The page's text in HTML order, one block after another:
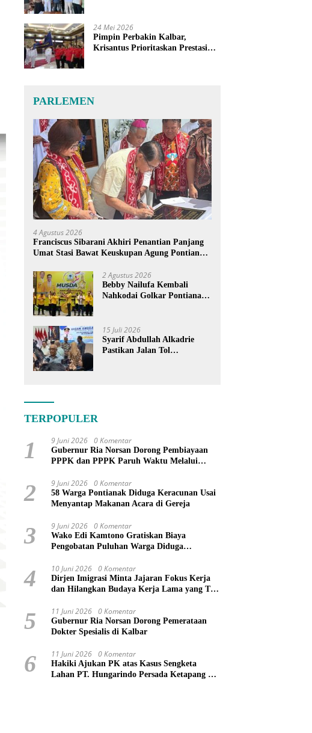
24 Mei 2026
Pimpin Perbakin Kalbar,
Krisantus Prioritaskan Prestasi
PARLEMEN
4 Agustus 2026
Franciscus Sibarani Akhiri Penantian Panjang
Umat Stasi Bawat Keuskupan Agung Pontianak,
2 Agustus 2026
Bebby Nailufa Kembali
Nahkodai Golkar Pontianak,
15 Juli 2026
Syarif Abdullah Alkadrie
Pastikan Jalan Tol
TERPOPULER
1 9 Juni 2026 0 Komentar
Gubernur Ria Norsan Dorong Pembiayaan
PPPK dan PPPK Paruh Waktu Melalui
2 9 Juni 2026 0 Komentar
58 Warga Pontianak Diduga Keracunan Usai
Menyantap Makanan Acara di Gereja
3 9 Juni 2026 0 Komentar
Wako Edi Kamtono Gratiskan Biaya
Pengobatan Puluhan Warga Diduga
4 10 Juni 2026 0 Komentar
Dirjen Imigrasi Minta Jajaran Fokus Kerja
dan Hilangkan Budaya Kerja Lama yang Tak
5 11 Juni 2026 0 Komentar
Gubernur Ria Norsan Dorong Pemerataan
Dokter Spesialis di Kalbar
6 11 Juni 2026 0 Komentar
Hakiki Ajukan PK atas Kasus Sengketa
Lahan PT. Hungarindo Persada Ketapang ke